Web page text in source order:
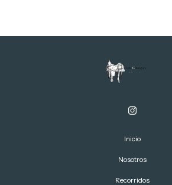
Inicio
Nosotros
Recorridos